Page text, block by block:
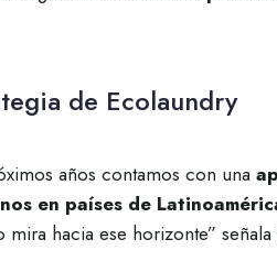
de Ecolaundry
años contamos con una
en países de
mira hacia ese horizonte”